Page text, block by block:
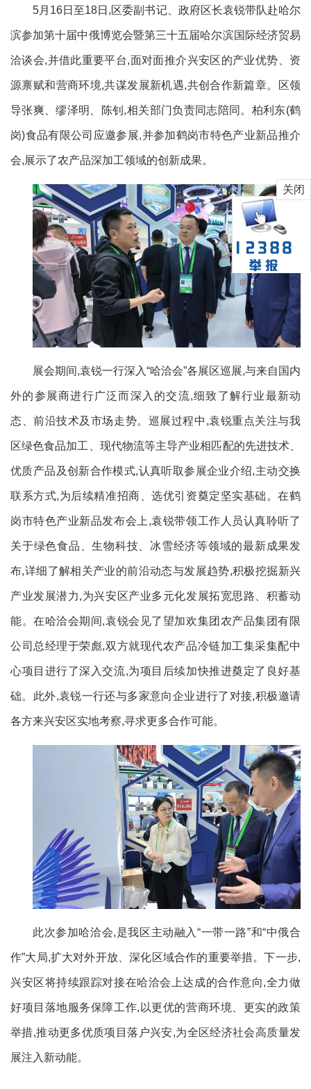
5月16日至18日,区委副书记、政府区长袁锐带队赴哈尔
滨参加第十届中俄博览会暨第三十五届哈尔滨国际经济贸易
洽谈会,并借此重要平台,面对面推介兴安区的产业优势、资
源禀赋和营商环境,共谋发展新机遇,共创合作新篇章。区领
导张爽、缪泽明、陈钊,相关部门负责同志陪同。柏利东(鹤
岗)食品有限公司应邀参展,并参加鹤岗市特色产业新品推介
会,展示了农产品深加工领域的创新成果。
展会期间,袁锐一行深入“哈洽会”各展区巡展,与来自国内
外的参展商进行广泛而深入的交流,细致了解行业最新动
态、前沿技术及市场走势。巡展过程中,袁锐重点关注与我
区绿色食品加工、现代物流等主导产业相匹配的先进技术、
优质产品及创新合作模式,认真听取参展企业介绍,主动交换
联系方式,为后续精准招商、选优引资奠定坚实基础。在鹤
岗市特色产业新品发布会上,袁锐带领工作人员认真聆听了
关于绿色食品、生物科技、冰雪经济等领域的最新成果发
布,详细了解相关产业的前沿动态与发展趋势,积极挖掘新兴
产业发展潜力,为兴安区产业多元化发展拓宽思路、积蓄动
能。在哈洽会期间,袁锐会见了望加欢集团农产品集团有限
公司总经理于荣彪,双方就现代农产品冷链加工集采集配中
心项目进行了深入交流,为项目后续加快推进奠定了良好基
础。此外,袁锐一行还与多家意向企业进行了对接,积极邀请
各方来兴安区实地考察,寻求更多合作可能。
此次参加哈洽会,是我区主动融入“一带一路”和“中俄合
作”大局,扩大对外开放、深化区域合作的重要举措。下一步,
兴安区将持续跟踪对接在哈洽会上达成的合作意向,全力做
好项目落地服务保障工作,以更优的营商环境、更实的政策
举措,推动更多优质项目落户兴安,为全区经济社会高质量发
展注入新动能。
关闭